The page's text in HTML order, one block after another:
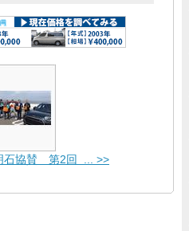
石協賛 第2回 ... >>